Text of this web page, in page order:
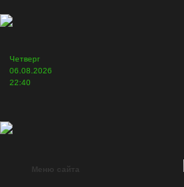
Четверг
06.08.2026
22:40
Меню сайта